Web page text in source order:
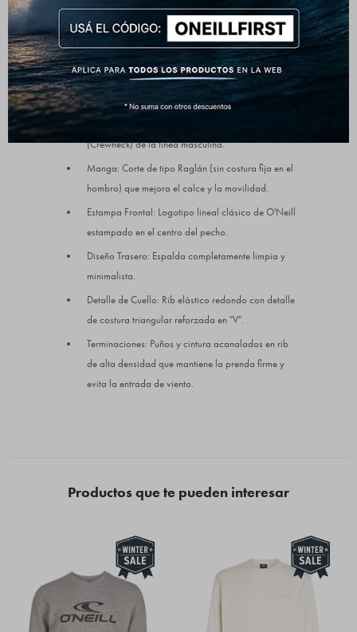
siempre bien.
Detalles que marcan la diferencia:
Composición: 100% Algodón de alta calidad
(Tejido de frisa premium de gramaje medio)
(Crewneck) de la línea masculina.
Manga: Corte de tipo Raglán (sin costura fija en el
hombro) que mejora el calce y la movilidad.
Estampa Frontal: Logotipo lineal clásico de O'Neill
estampado en el centro del pecho.
Diseño Trasero: Espalda completamente limpia y
minimalista.
Detalle de Cuello: Rib elástico redondo con detalle
de costura triangular reforzada en "V".
Terminaciones: Puños y cintura acanalados en rib
de alta densidad que mantiene la prenda firme y
evita la entrada de viento.
Productos que te pueden interesar